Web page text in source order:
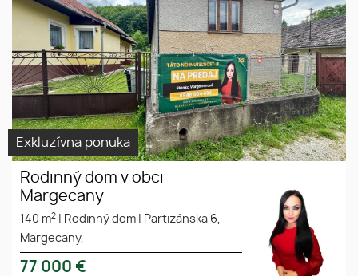
Exkluzívna ponuka
Rodinný dom v obci
Margecany
140 m2 Rodinný dom
Partizánska 6,
Margecany,
77 000 €